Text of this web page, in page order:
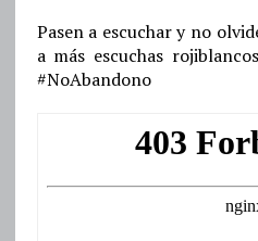
Pasen a escuchar y no
a más escuchas
#NoAbandono